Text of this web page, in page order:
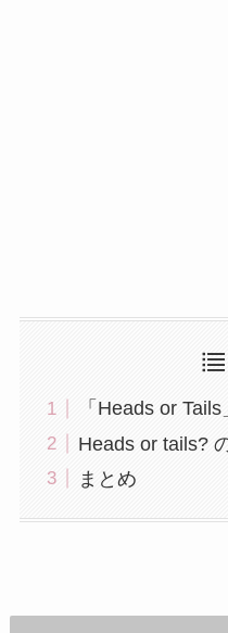
「Heads or
Heads or tails?
まとめ